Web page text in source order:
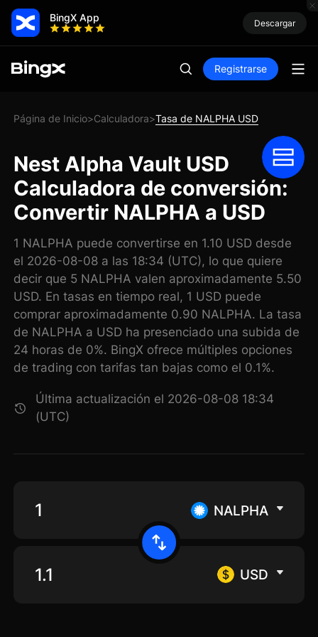
BingX App Descargar
Registrarse
Página de Inicio>Calculadora>Tasa de NALPHA USD
Nest Alpha Vault USD
Calculadora de conversión:
Convertir NALPHA a USD
1 NALPHA puede convertirse en 1.10 USD desde
el 2026-08-08 a las 18:34 (UTC), lo que quiere
decir que 5 NALPHA valen aproximadamente 5.50
USD. En tasas en tiempo real, 1 USD puede
comprar aproximadamente 0.90 NALPHA. La tasa
de NALPHA a USD ha presenciado una subida de
24 horas de 0%. BingX ofrece múltiples opciones
de trading con tarifas tan bajas como el 0.1%.
Última actualización el 2026-08-08 18:34
(UTC)
NALPHA
USD